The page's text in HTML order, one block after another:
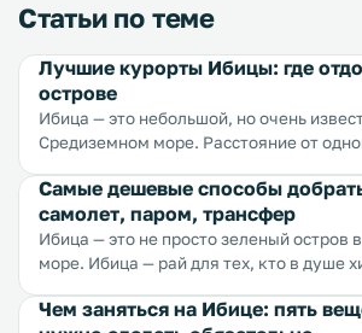
Статьи по теме
Лучшие курорты Ибицы: где
острове
Ибица — это небольшой, но очень
Средиземном море. Расстояние от
умещается: роскошные пляжи, модные
отели, высокие горы, крутые обрывы,
долины — всего не перечислишь.
курортом Ибицы является ее столица —
пляжами с мелким желтым песком,
Самые дешевые способы
самолет, паром, трансфер
Ибица — это не просто зеленый остров
море. Ибица — рай для тех, кто в душе
материковой Испании Ибицу отделяет
Чем заняться на Ибице: пять